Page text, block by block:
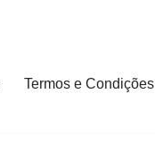
Termos e Condições